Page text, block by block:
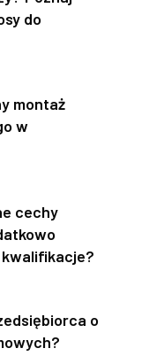
do
montaż
w
cechy
o